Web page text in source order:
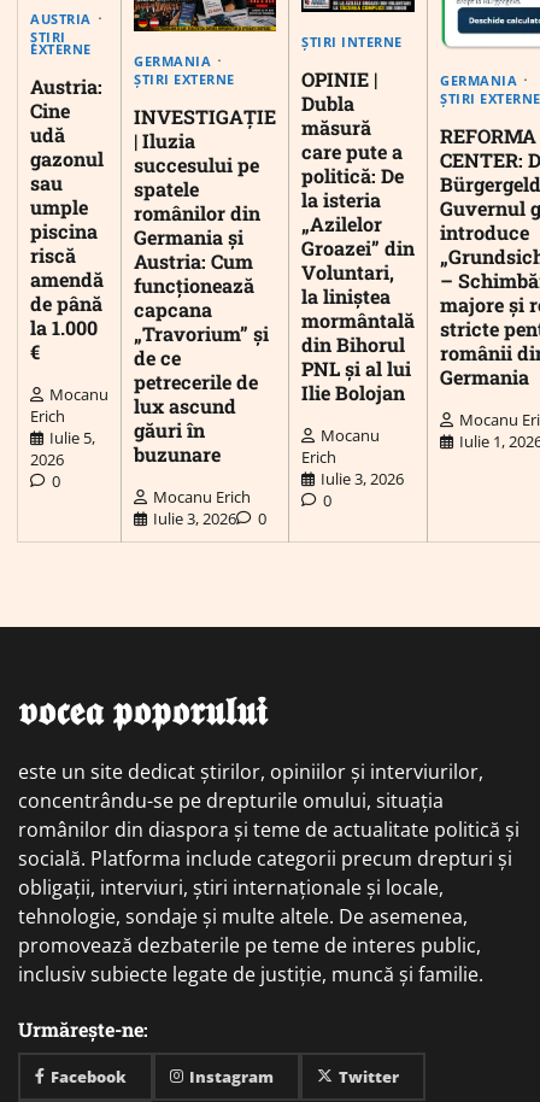
AUSTRIA
ȘTIRI
EXTERNE
Austria:
Cine
udă
gazonul
sau
umple
piscina
riscă
amendă
de până
la 1.000
€
Mocanu
Erich
Iulie 5,
2026
0
GERMANIA
ȘTIRI EXTERNE
INVESTIGAȚIE
| Iluzia
succesului pe
spatele
românilor din
Germania și
Austria: Cum
funcționează
capcana
„Travorium” și
de ce
petrecerile de
lux ascund
găuri în
buzunare
Mocanu Erich
Iulie 3, 2026
0
ȘTIRI INTERNE
OPINIE |
Dubla
măsură
care pute a
politică: De
la isteria
„Azilelor
Groazei” din
Voluntari,
la liniștea
mormântală
din Bihorul
PNL și al lui
Ilie Bolojan
Mocanu
Erich
Iulie 3, 2026
0
GERMANIA
ȘTIRI EXTERNE
CENTER:
Guvernul
introduce
–
majore și
stricte
românii
Germania
Mocanu
Iulie 1,
𝖛𝖔𝖈𝖊𝖆 𝖕𝖔𝖕𝖔𝖗𝖚𝖑𝖚𝖎
este un site dedicat știrilor, opiniilor și interviurilor,
concentrându-se pe drepturile omului, situația
românilor din diaspora și teme de actualitate politică și
socială. Platforma include categorii precum drepturi și
obligații, interviuri, știri internaționale și locale,
tehnologie, sondaje și multe altele. De asemenea,
promovează dezbaterile pe teme de interes public,
inclusiv subiecte legate de justiție, muncă și familie.
Urmărește-ne:
Facebook Instagram Twitter